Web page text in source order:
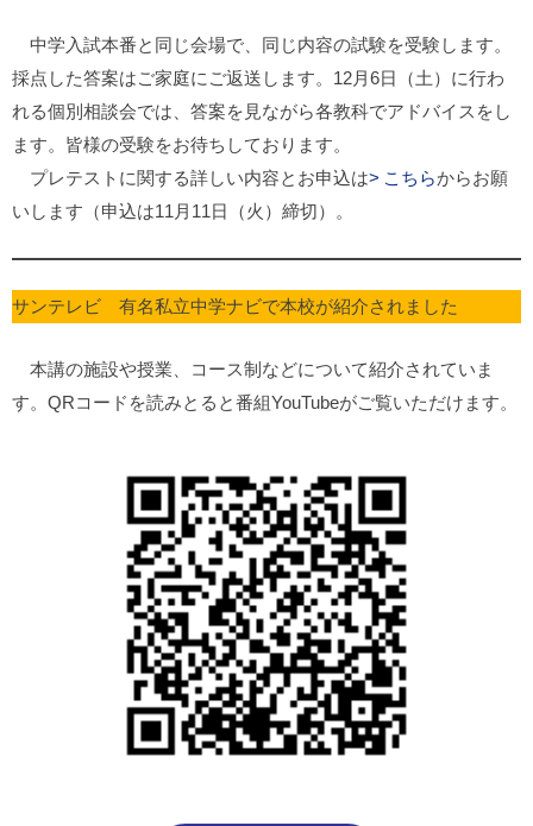
中学入試本番と同じ会場で、同じ内容の試験を受験します。
採点した答案はご家庭にご返送します。12月6日（土）に行わ
れる個別相談会では、答案を見ながら各教科でアドバイスをし
ます。皆様の受験をお待ちしております。
プレテストに関する詳しい内容とお申込は
こちらからお願
いします（申込は11月11日（火）締切）。
サンテレビ 有名私立中学ナビで本校が紹介されました
本講の施設や授業、コース制などについて紹介されていま
す。QRコードを読みとると番組YouTubeがご覧いただけます。